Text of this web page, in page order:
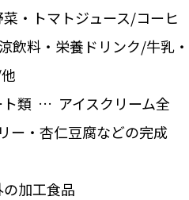
・トマトジュース/コーヒ
飲料・栄養ドリンク/牛乳・
類 … アイスクリーム全
ー・杏仁豆腐などの完成
加工食品